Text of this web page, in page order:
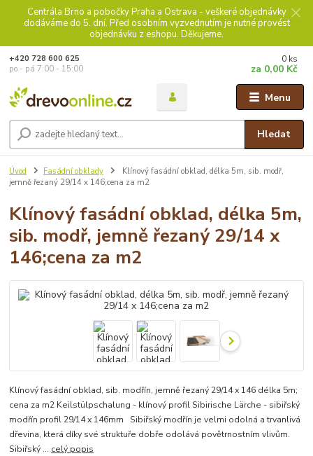
Centrála Brno a pobočky Praha a Ostrava - veškeré objednávky
dodáváme do 5. dní. Před osobním vyzvednutím je nutné provést
objednávku z eshopu. Děkujeme.
Menu
Hledat
+420 728 600 625
po - pá 7:00 - 15:00
0 ks
za 0,00 Kč
Úvod Fasádní obklady
Klínový fasádní obklad, délka 5m, sib. modř,
jemně řezaný 29/14 x 146;cena za m2
Klínový fasádní obklad, délka 5m,
sib. modř, jemně řezaný 29/14 x
146;cena za m2
Klínový fasádní obklad, sib. modřín, jemně řezaný 29/14 x 146 délka 5m;
cena za m2 Keilstülpschalung - klínový profil Sibirische Lärche - sibiřský
modřín profil 29/14 x 146mm Sibiřský modřín je velmi odolná a trvanlivá
dřevina, která díky své struktuře dobře odolává povětrnostním vlivům.
Sibiřský ... celý popis